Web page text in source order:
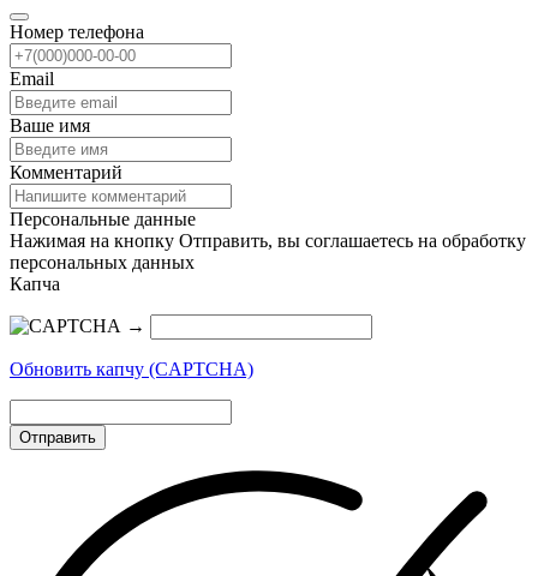
Номер телефона
Email
Ваше имя
Комментарий
Персональные данные
Нажимая на кнопку Отправить, вы соглашаетесь на обработку
персональных данных
Капча
→
Обновить капчу (CAPTCHA)
Отправить